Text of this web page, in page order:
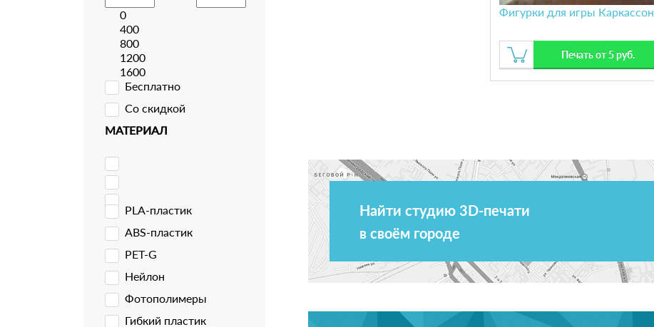
0
400
800
1200
1600
Бесплатно
Со скидкой
МАТЕРИАЛ
PLA-пластик
ABS-пластик
PET-G
Нейлон
Фотополимеры
Гибкий пластик
Фигурки для игры Каркассон
Печать от 5 руб.
Найти студию 3D-печати
в своём городе